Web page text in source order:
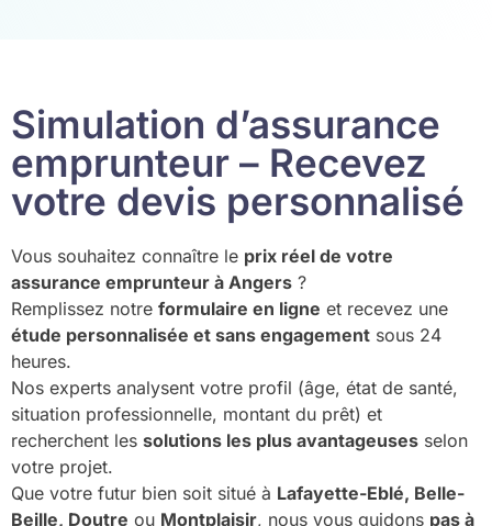
Simulation d’assurance
emprunteur – Recevez
votre devis personnalisé
Vous souhaitez connaître le prix réel de votre
assurance emprunteur à Angers ?
Remplissez notre formulaire en ligne et recevez une
étude personnalisée et sans engagement sous 24
heures.
Nos experts analysent votre profil (âge, état de santé,
situation professionnelle, montant du prêt) et
recherchent les solutions les plus avantageuses selon
votre projet.
Que votre futur bien soit situé à Lafayette-Eblé, Belle-
Beille, Doutre ou Montplaisir, nous vous guidons pas à